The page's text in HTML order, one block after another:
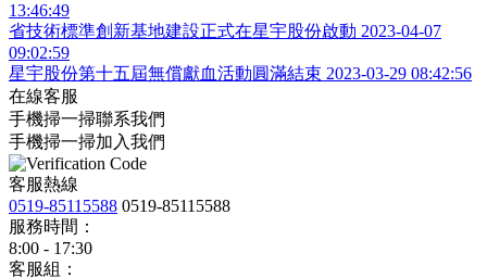
13:46:49
省技術標準創新基地建設正式在星宇股份啟動 2023-04-07
09:02:59
星宇股份第十五屆無償獻血活動圓滿結束 2023-03-29 08:42:56
在線客服
手機掃一掃聯系我們
手機掃一掃加入我們
客服熱線
0519-85115588 0519-85115588
服務時間：
8:00 - 17:30
客服組：